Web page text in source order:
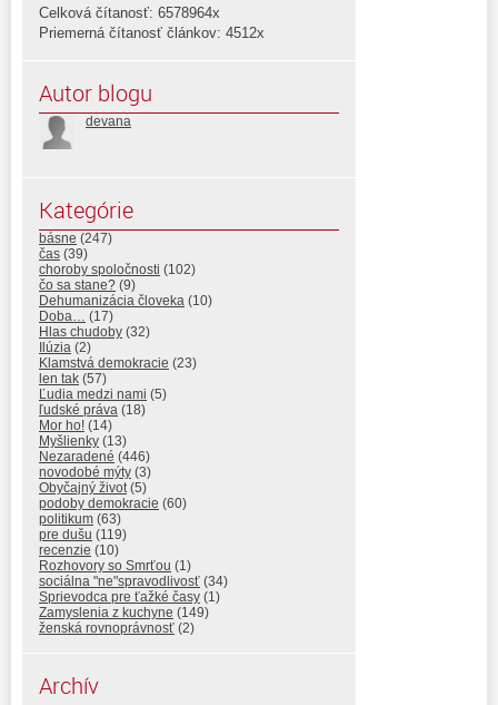
Celková čítanosť: 6578964x
Priemerná čítanosť článkov: 4512x
Autor blogu
devana
Kategórie
básne (247)
čas (39)
choroby spoločnosti (102)
čo sa stane? (9)
Dehumanizácia človeka (10)
Doba… (17)
Hlas chudoby (32)
Ilúzia (2)
Klamstvá demokracie (23)
len tak (57)
Ľudia medzi nami (5)
ľudské práva (18)
Mor ho! (14)
Myšlienky (13)
Nezaradené (446)
novodobé mýty (3)
Obyčajný život(5)
podoby demokracie (60)
politikum (63)
pre dušu (119)
recenzie (10)
Rozhovory so Smrťou (1)
sociálna "ne"spravodlivosť (34)
Sprievodca pre ťažké časy (1)
Zamyslenia z kuchyne (149)
ženská rovnoprávnosť (2)
Archív